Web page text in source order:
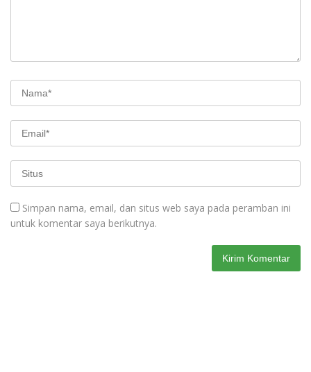
Simpan nama, email, dan situs web saya pada peramban ini
untuk komentar saya berikutnya.